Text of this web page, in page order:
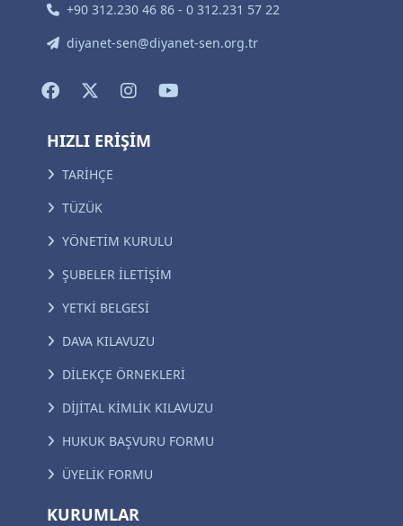
+90 312.230 46 86 - 0 312.231 57 22
diyanet-sen@diyanet-sen.org.tr
HIZLI ERİŞİM
TARİHÇE
TÜZÜK
YÖNETİM KURULU
ŞUBELER İLETİŞİM
YETKİ BELGESİ
DAVA KILAVUZU
DİLEKÇE ÖRNEKLERİ
DİJİTAL KİMLİK KILAVUZU
HUKUK BAŞVURU FORMU
ÜYELİK FORMU
KURUMLAR